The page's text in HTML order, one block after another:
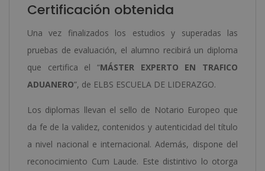
Certificación obtenida
Una vez finalizados los estudios y superadas las
pruebas de evaluación, el alumno recibirá un diploma
que certifica el “MÁSTER EXPERTO EN TRAFICO
ADUANERO”, de ELBS ESCUELA DE LIDERAZGO.
Los diplomas llevan el sello de Notario Europeo que
da fe de la validez, contenidos y autenticidad del título
a nivel nacional e internacional. Además, dispone del
reconocimiento Cum Laude. Este distintivo lo otorga